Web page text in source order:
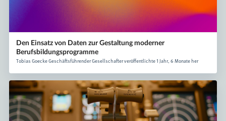
Den Einsatz von Daten zur Gestaltung moderner
Berufsbildungsprogramme
Tobias Goecke Geschäftsführender Gesellschafter veröffentlichte 1 Jahr, 6 Monate her